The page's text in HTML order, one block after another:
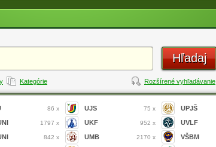
Hľadaj
Kategórie Rozšírené vyhľadávanie
86 x
1797 x
842 x
UJS 75 x
UKF 952 x
UMB 2170 x
UPJŠ
UVLF
VŠBM